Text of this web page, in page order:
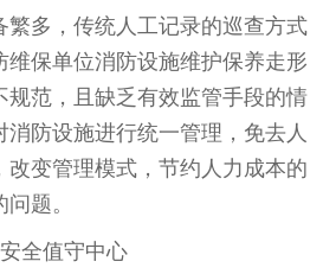
繁多，传统人工记录的巡查方式
维保单位消防设施维护保养走形
规范，且缺乏有效监管手段的情
消防设施进行统一管理，免去人
改变管理模式，节约人力成本的
题。
全值守中心